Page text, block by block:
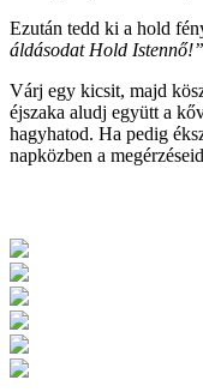
Ezután tedd ki a hold
áldásodat Hold Istennő!”
Várj egy kicsit, majd
éjszaka aludj együtt a
hagyhatod. Ha pedig
napközben a